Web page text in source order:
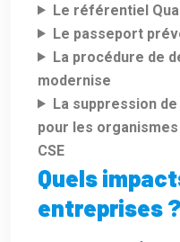
Le référentiel
Le passeport
La procédure de
modernise
La suppression
pour les
CSE
Quels
entreprises ?